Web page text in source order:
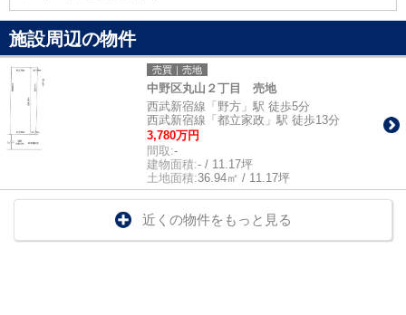
施設周辺の物件
売買｜売地
中野区丸山２丁目 売地
西武新宿線「野方」駅 徒歩5分
西武新宿線「都立家政」駅 徒歩13分
3,780万円
間取:-
建物面積:- / 11.17坪
土地面積:36.94㎡ / 11.17坪
近くの物件をもっと見る